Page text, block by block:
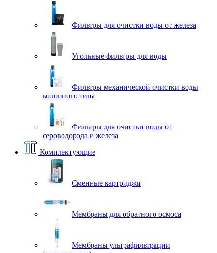
Фильтры для очистки воды от железа
Угольные фильтры для воды
Фильтры механической очистки воды
колонного типа
Фильтры для очистки воды от
сероводорода и железа
Комплектующие
Сменные картриджи
Мембраны для обратного осмоса
Мембраны ультрафильтрации